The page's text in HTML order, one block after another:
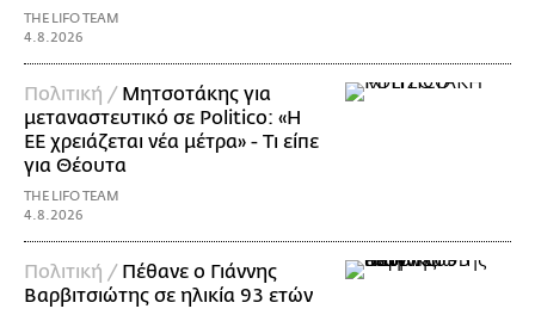
THE LIFO TEAM
4.8.2026
Πολιτική / Μητσοτάκης για
μεταναστευτικό σε Politico: «Η
ΕΕ χρειάζεται νέα μέτρα» - Τι είπε
για Θέουτα
THE LIFO TEAM
4.8.2026
Πολιτική / Πέθανε ο Γιάννης
Βαρβιτσιώτης σε ηλικία 93 ετών